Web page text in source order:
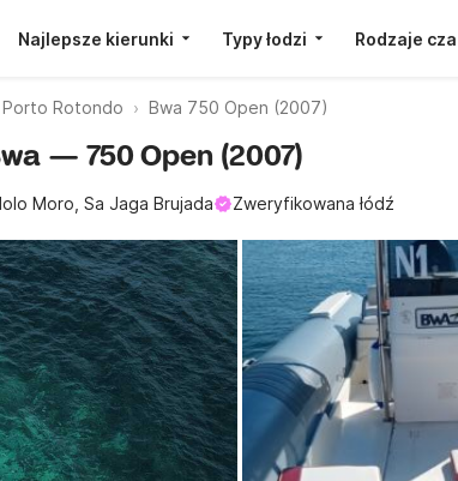
Najlepsze kierunki Typy łodzi Rodzaje
Porto Rotondo Bwa 750 Open (2007)
— 750 Open (2007)
Moro, Sa Jaga Brujada Zweryfikowana łódź